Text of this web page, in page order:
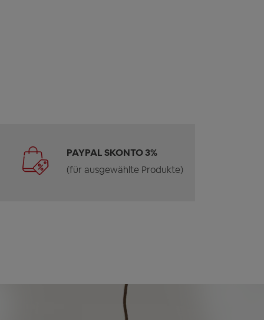
PAYPAL SKONTO 3%
(für ausgewählte Produkte)